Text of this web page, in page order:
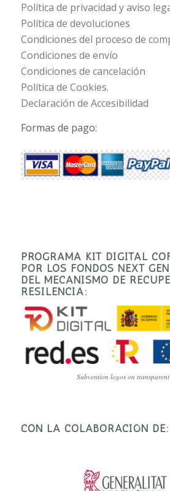
Política de privacidad y aviso
Política de devoluciones
Condiciones del proceso de
Condiciones de envío
Condiciones de cancelación
Política de Cookies.
Declaración de Accesibilidad
Formas de pago:
PROGRAMA KIT DIGITAL
POR LOS FONDOS NEXT
DEL MECANISMO DE
RESILENCIA:
Subvention logos on
CON LA COLABORACIÓN DE: